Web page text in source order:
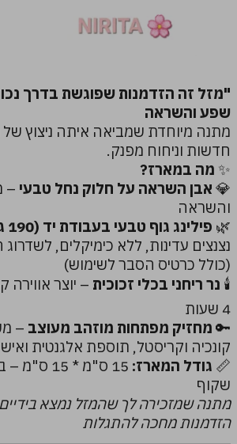
"מזל זה הזדמנות שפוגשת בדרך
שפע והשראה
מתנה מיוחדת שמביאה איתה ניצוץ של
חדשות וניחוח מפנק.
✨ מה במארז?
💎 אבן השראה על חלוק נחל טבעי –
והשראה
🌿 פילינג גוף טבעי בעבודת יד (190 גרם)
נצנצים עדינות, ללא כימיקלים, לשדרוג
(כולל כרטיס הסבר לשימוש)
🕯️ נר ריחני בכלי זכוכית – יוצר
4 שעות
🔑 מחזיק מפתחות מוזהב מעוצב –
קונכיה וקריסטל, תוספת אלגנטית
📏 גודל המארז:
15 ס"מ *
שקוף
מתנה שמזכירה לך שהמזל נמצא
הזדמנות מחכה להתגלות